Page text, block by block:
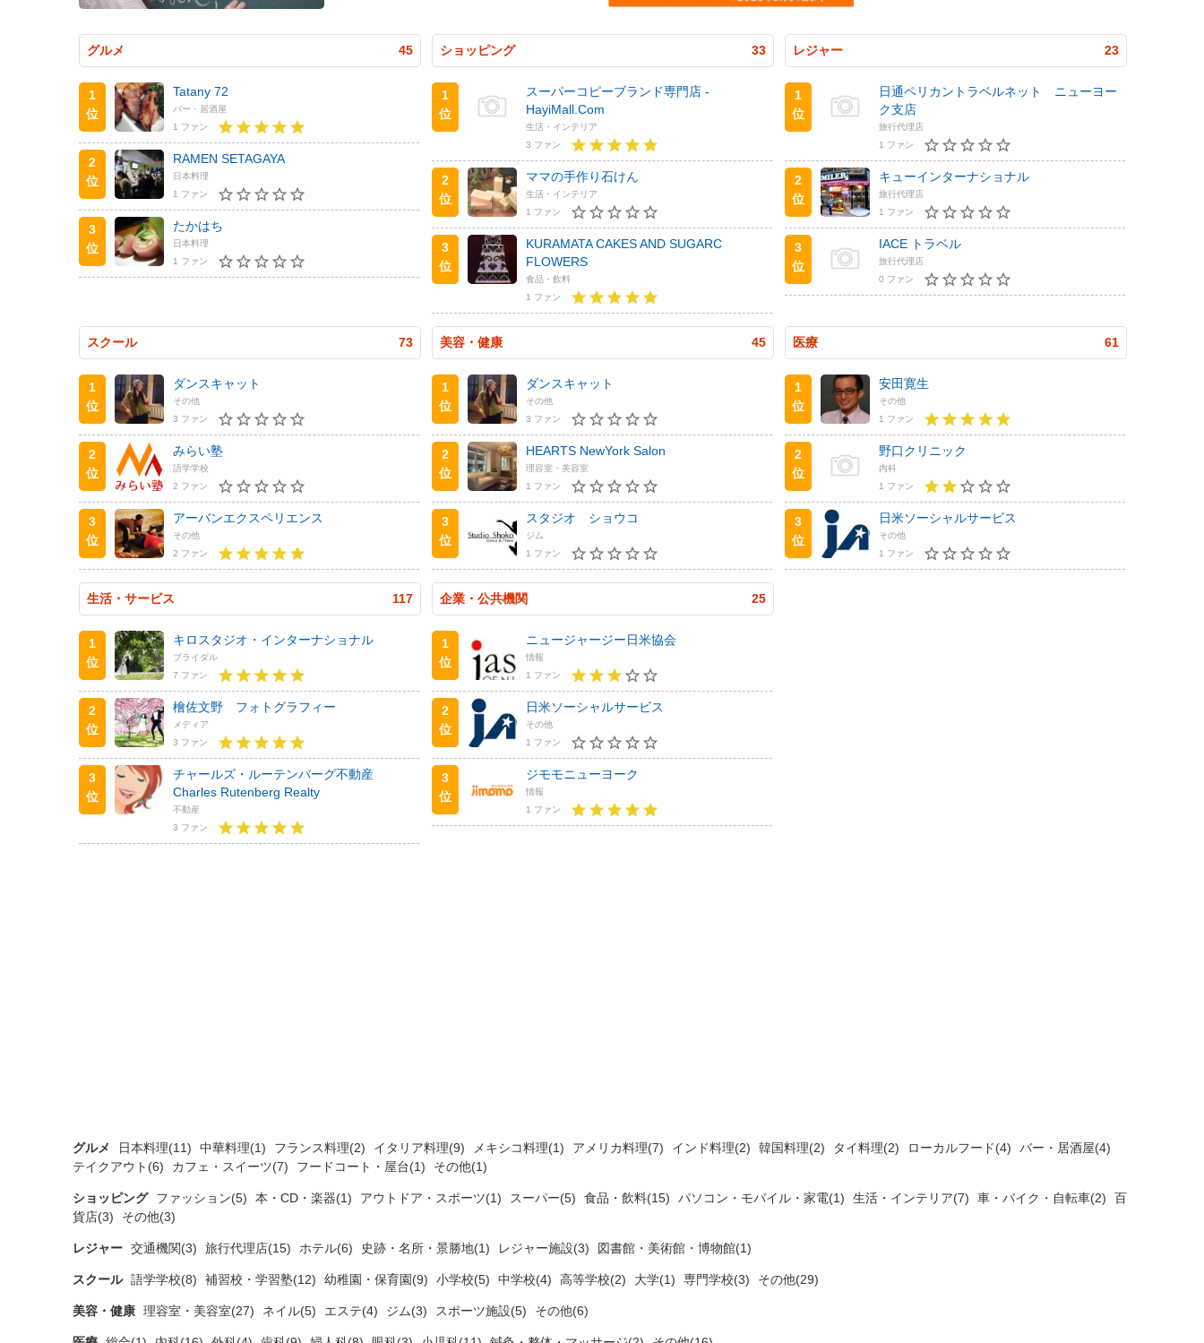
グルメ 45
1
位
Tatany 72
バー・居酒屋
1 ファン
2
位
RAMEN SETAGAYA
日本料理
1 ファン
3
位
たかはち
日本料理
1 ファン
ショッピング 33
1
位
スーパーコピーブランド専門店 -
HayiMall.Com
生活・インテリア
3 ファン
2
位
ママの手作り石けん
生活・インテリア
1 ファン
3
位
KURAMATA CAKES AND SUGARC
FLOWERS
食品・飲料
1 ファン
レジャー 23
1
位
日通ペリカントラベルネット ニューヨー
ク支店
旅行代理店
1 ファン
2
位
キューインターナショナル
旅行代理店
1 ファン
3
位
IACE トラベル
旅行代理店
0 ファン
スクール 73
1
位
ダンスキャット
その他
3 ファン
2
位
みらい塾
語学学校
2 ファン
3
位
アーバンエクスペリエンス
その他
2 ファン
美容・健康 45
1
位
ダンスキャット
その他
3 ファン
2
位
HEARTS NewYork Salon
理容室・美容室
1 ファン
3
位
スタジオ ショウコ
ジム
1 ファン
医療 61
1
位
安田寛生
その他
1 ファン
2
位
野口クリニック
内科
1 ファン
3
位
日米ソーシャルサービス
その他
1 ファン
生活・サービス 117
1
位
キロスタジオ・インターナショナル
ブライダル
7 ファン
2
位
檜佐文野 フォトグラフィー
メディア
3 ファン
3
位
チャールズ・ルーテンバーグ不動産
Charles Rutenberg Realty
不動産
3 ファン
企業・公共機関 25
1
位
ニュージャージー日米協会
情報
1 ファン
2
位
日米ソーシャルサービス
その他
1 ファン
3
位
ジモモニューヨーク
情報
1 ファン
グルメ 日本料理(11) 中華料理(1) フランス料理(2) イタリア料理(9) メキシコ料理(1) アメリカ料理(7) インド料理(2) 韓国料理(2) タイ料理(2) ローカルフード(4)
バー・居酒屋(4)
テイクアウト(6)
カフェ・スイーツ(7) フードコート・屋台(1) その他(1)
ショッピング ファッション(5) 本・CD・楽器(1) アウトドア・スポーツ(1) スーパー(5) 食品・飲料(15) パソコン・モバイル・家電(1) 生活・インテリア(7) 車・バイク・自転車(2)
百
貨店(3)
その他(3)
レジャー 交通機関(3) 旅行代理店(15) ホテル(6) 史跡・名所・景勝地(1) レジャー施設(3) 図書館・美術館・博物館(1)
スクール 語学学校(8) 補習校・学習塾(12) 幼稚園・保育園(9) 小学校(5) 中学校(4) 高等学校(2) 大学(1) 専門学校(3) その他(29)
美容・健康 理容室・美容室(27) ネイル(5) エステ(4) ジム(3) スポーツ施設(5) その他(6)